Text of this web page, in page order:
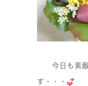
今日も素敵
す・・・